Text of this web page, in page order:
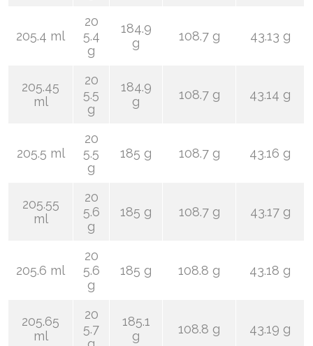
205.4 ml
20
5.4
g
184.9
g
108.7 g 43.13 g
205.45
ml
20
5.5
g
184.9
g
108.7 g 43.14 g
205.5 ml
20
5.5
g
185 g 108.7 g 43.16 g
205.55
ml
20
5.6
g
185 g 108.7 g 43.17 g
205.6 ml
20
5.6
g
185 g 108.8 g 43.18 g
205.65
ml
20
5.7
185.1
g
108.8 g 43.19 g